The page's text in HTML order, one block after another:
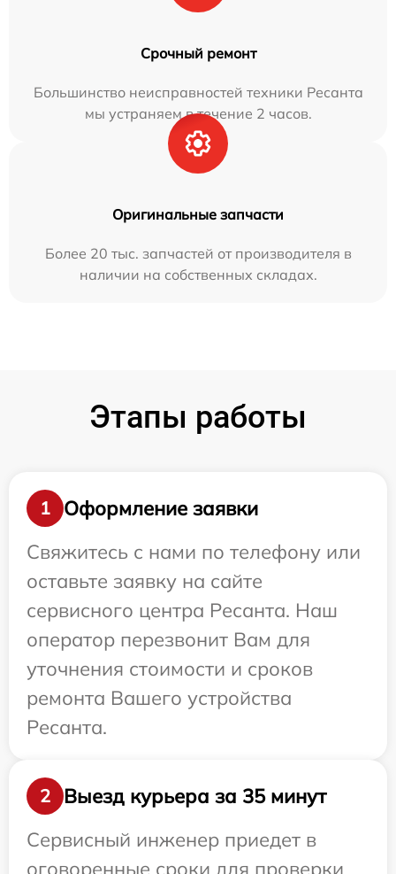
Срочный ремонт
Большинство неисправностей техники Ресанта
мы устраняем в течение 2 часов.
Оригинальные запчасти
Более 20 тыс. запчастей от производителя в
наличии на собственных складах.
Этапы работы
1
Оформление заявки
Свяжитесь с нами по телефону или
оставьте заявку на сайте
сервисного центра Ресанта. Наш
оператор перезвонит Вам для
уточнения стоимости и сроков
ремонта Вашего устройства
Ресанта.
2
Выезд курьера за 35 минут
Сервисный инженер приедет в
оговоренные сроки для проверки